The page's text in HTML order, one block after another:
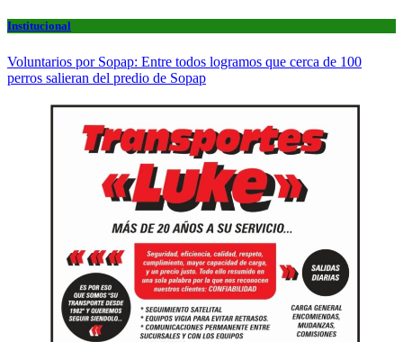
Institucional
Voluntarios por Sopap: Entre todos logramos que cerca de 100
perros salieran del predio de Sopap